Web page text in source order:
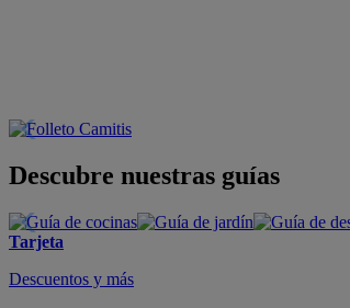
Descubre nuestras guías
Tarjeta
Descuentos y más